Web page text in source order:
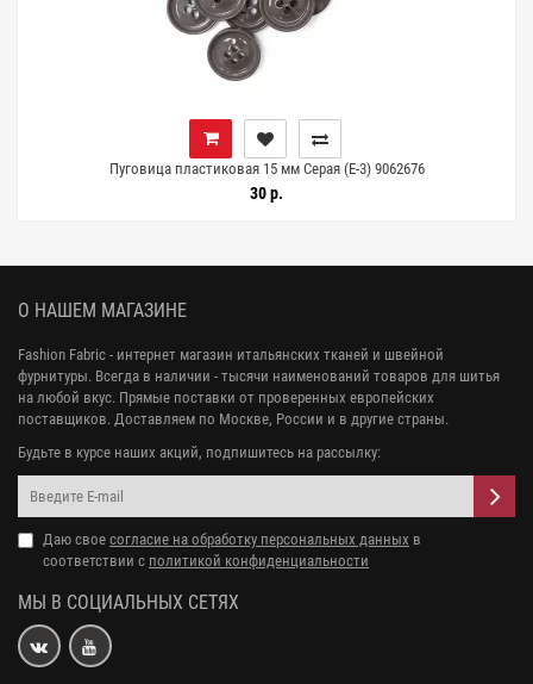
Пуговица пластиковая 15 мм Серая (Е-3) 9062676
30 р.
О НАШЕМ МАГАЗИНЕ
Fashion Fabric - интернет магазин итальянских тканей и швейной
фурнитуры. Всегда в наличии - тысячи наименований товаров для шитья
на любой вкус. Прямые поставки от проверенных европейских
поставщиков. Доставляем по Москве, России и в другие страны.
Будьте в курсе наших акций, подпишитесь на рассылку:
Даю свое согласие на обработку персональных данных в
соответствии с политикой конфиденциальности
МЫ В СОЦИАЛЬНЫХ СЕТЯХ